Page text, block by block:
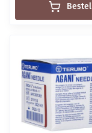
Bestel